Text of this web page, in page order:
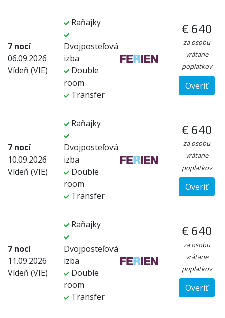
7 nocí
06.09.2026
Vídeň (VIE)
Raňajky
Dvojposteľová
izba
Double
room
Transfer
€ 640
za osobu
vrátane
poplatkov
Overiť
7 nocí
10.09.2026
Vídeň (VIE)
Raňajky
Dvojposteľová
izba
Double
room
Transfer
€ 640
za osobu
vrátane
poplatkov
Overiť
7 nocí
11.09.2026
Vídeň (VIE)
Raňajky
Dvojposteľová
izba
Double
room
Transfer
€ 640
za osobu
vrátane
poplatkov
Overiť